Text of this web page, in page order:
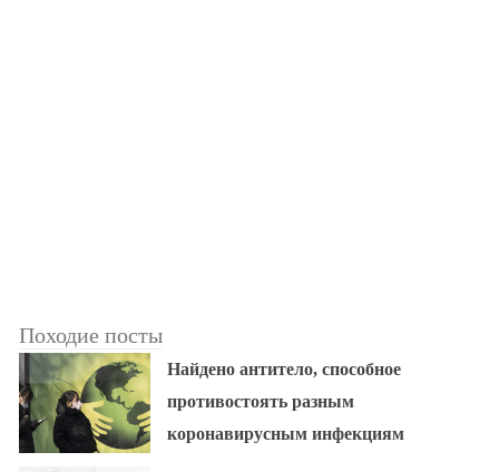
Походие посты
Найдено антитело, способное
противостоять разным
коронавирусным инфекциям